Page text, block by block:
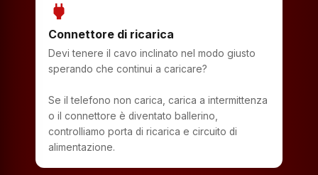
power
Connettore di ricarica
Devi tenere il cavo inclinato nel modo giusto
sperando che continui a caricare?
Se il telefono non carica, carica a intermittenza
o il connettore è diventato ballerino,
controlliamo porta di ricarica e circuito di
alimentazione.